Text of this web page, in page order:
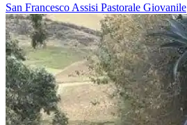
San FrancescoAssisi Pastorale Giovanile